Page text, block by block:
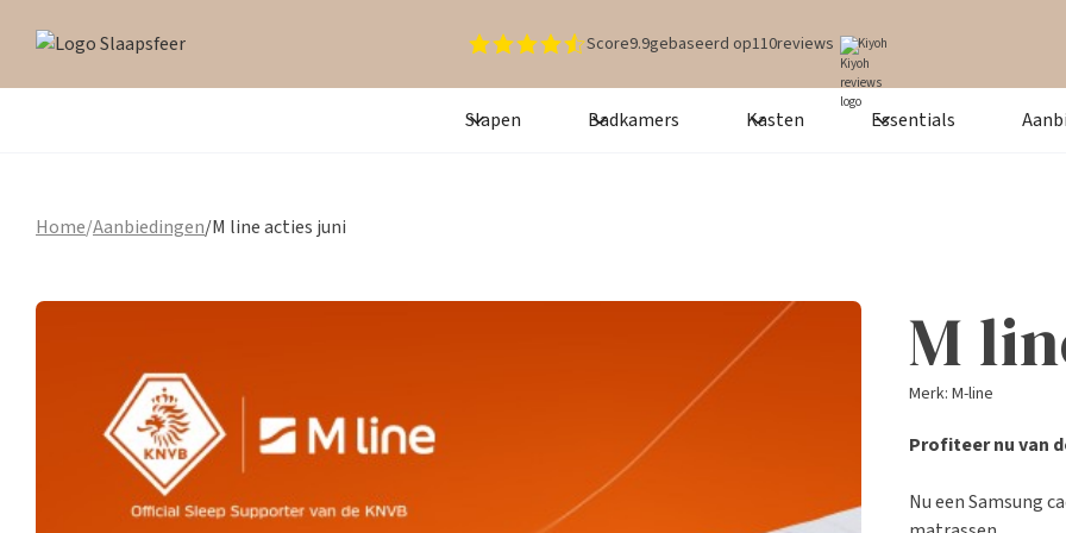
Score9.9gebaseerd op110reviews Kiyoh
Slapen Badkamers Kasten Essentials
Home/Aanbiedingen/M line acties juni
M
Merk: M-line
Profiteer nu van
Nu een Samsung